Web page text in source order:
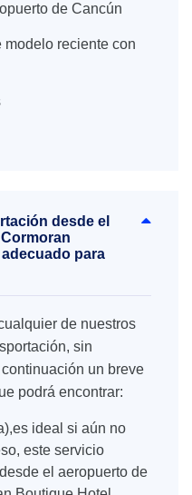
de Cancún
reciente con
desde el
para
de nuestros
sin
un breve
podrá encontrar:
ideal si aún no
este servicio
el aeropuerto de